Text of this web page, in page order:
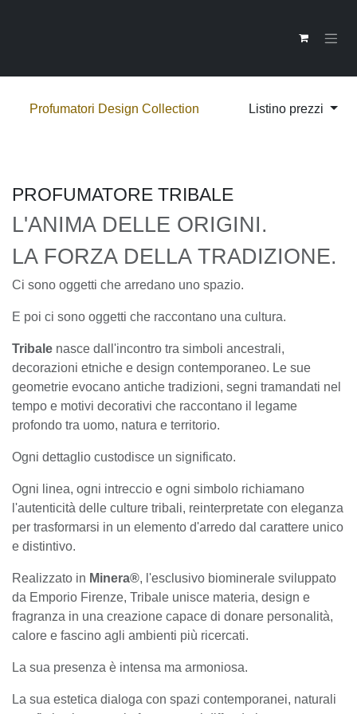
Profumatori Design Collection Listino prezzi
PROFUMATORE TRIBALE
L'ANIMA DELLE ORIGINI.
LA FORZA DELLA TRADIZIONE.
Ci sono oggetti che arredano uno spazio.
E poi ci sono oggetti che raccontano una cultura.
Tribale nasce dall'incontro tra simboli ancestrali,
decorazioni etniche e design contemporaneo. Le sue
geometrie evocano antiche tradizioni, segni tramandati
nel tempo e motivi decorativi che raccontano il legame
profondo tra uomo, natura e territorio.
Ogni dettaglio custodisce un significato.
Ogni linea, ogni intreccio e ogni simbolo richiamano
l'autenticità delle culture tribali, reinterpretate con
eleganza per trasformarsi in un elemento d'arredo dal
carattere unico e distintivo.
Realizzato in Minera®, l'esclusivo biominerale sviluppato
da Emporio Firenze, Tribale unisce materia, design e
fragranza in una creazione capace di donare
personalità, calore e fascino agli ambienti più ricercati.
La sua presenza è intensa ma armoniosa.
La sua estetica dialoga con spazi contemporanei,